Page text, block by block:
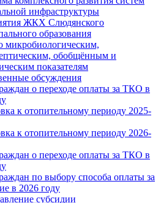
инфраструктуры
ЖКХ Слюдянского
образования
микробиологическим,
обобщённым и
показателям
обсуждения
о переходе оплаты за ТКО в
к отопительному периоду 2025-
к отопительному периоду 2026-
о переходе оплаты за ТКО в
по выбору способа оплаты за
в 2026 году
субсидии